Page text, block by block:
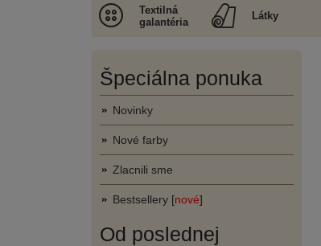
Textilná
galantéria
Látky
Špeciálna ponuka
Novinky
Nové farby
Zlacnili sme
Bestsellery [nové]
Od poslednej